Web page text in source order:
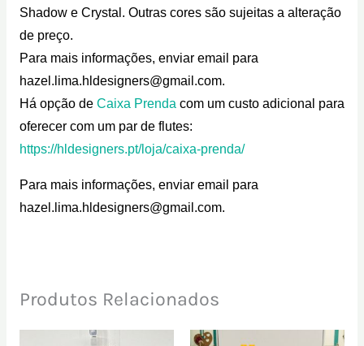
Shadow e Crystal. Outras cores são sujeitas a alteração
de preço.
Para mais informações, enviar email para
hazel.lima.hldesigners@gmail.com.
Há opção de Caixa Prenda com um custo adicional para
oferecer com um par de flutes:
https://hldesigners.pt/loja/caixa-prenda/
Para mais informações, enviar email para
hazel.lima.hldesigners@gmail.com.
Produtos Relacionados